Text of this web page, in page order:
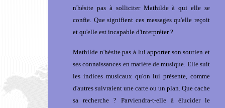
n'hésite pas à solliciter Mathilde à qui elle se
confie. Que signifient ces messages qu'elle reçoit
et qu'elle est incapable d'interpréter ?
Mathilde n'hésite pas à lui apporter son soutien et
ses connaissances en matière de musique. Elle suit
les indices musicaux qu'on lui présente, comme
d'autres suivraient une carte ou un plan. Que cache
sa recherche ? Parviendra-t-elle à élucider le